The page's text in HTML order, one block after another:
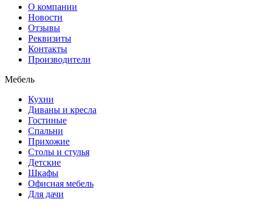
О компании
Новости
Отзывы
Реквизиты
Контакты
Производители
Мебель
Кухни
Диваны и кресла
Гостиные
Спальни
Прихожие
Столы и стулья
Детские
Шкафы
Офисная мебель
Для дачи